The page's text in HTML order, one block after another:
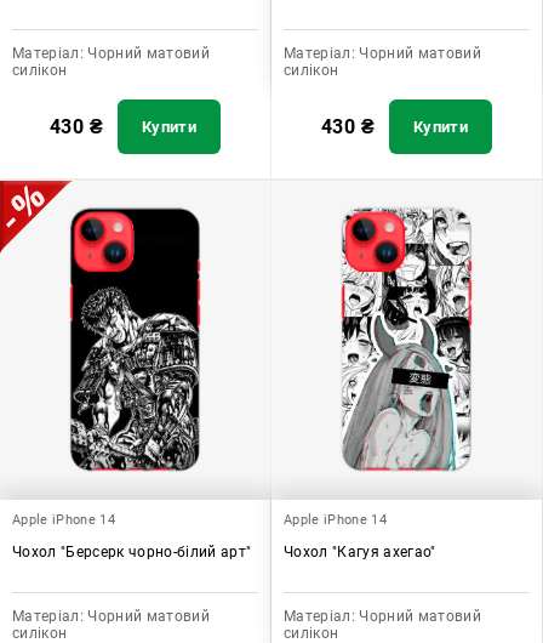
Матеріал: Чорний матовий
силікон
430 ₴ Купити
Матеріал: Чорний матовий
силікон
430 ₴ Купити
Apple iPhone 14
Чохол "Берсерк чорно-білий арт"
Матеріал: Чорний матовий
силікон
Apple iPhone 14
Чохол "Кагуя ахегао"
Матеріал: Чорний матовий
силікон